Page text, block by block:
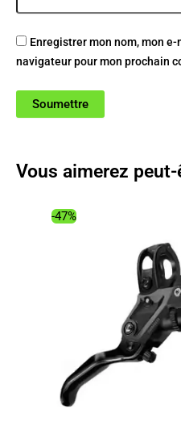
Enregistrer mon nom, mon
navigateur pour mon prochain
Vous aimerez
-47%